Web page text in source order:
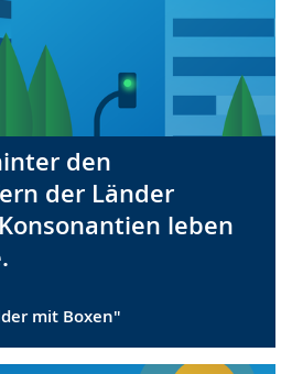
den
der Länder
leben
mit Boxen"